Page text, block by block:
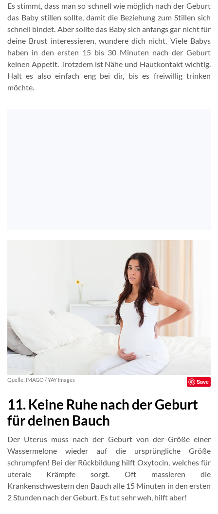
Es stimmt, dass man so schnell wie möglich nach der Geburt
das Baby stillen sollte, damit die Beziehung zum Stillen sich
schnell bindet. Aber sollte das Baby sich anfangs gar nicht für
deine Brust interessieren, wundere dich nicht. Viele Babys
haben in den ersten 15 bis 30 Minuten nach der Geburt
keinen Appetit. Trotzdem ist Nähe und Hautkontakt wichtig.
Halt es also einfach eng bei dir, bis es freiwillig trinken
möchte.
Quelle: IMAGO / YAY Images Save
11. Keine Ruhe nach der Geburt
für deinen Bauch
Der Uterus muss nach der Geburt von der Größe einer
Wassermelone wieder auf die ursprüngliche Größe
schrumpfen! Bei der Rückbildung hilft Oxytocin, welches für
uterale Krämpfe sorgt. Oft massieren die
Krankenschwestern den Bauch alle 15 Minuten in den ersten
2 Stunden nach der Geburt. Es tut sehr weh, hilft aber!